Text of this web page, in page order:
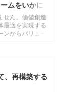
ムをいかに
せん。価値創造
最適を実現する
からバリュー
、再構築する